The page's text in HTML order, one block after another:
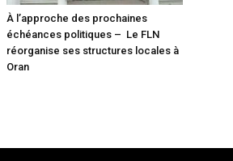
À l’approche des prochaines
échéances politiques – Le FLN
réorganise ses structures locales à
Oran